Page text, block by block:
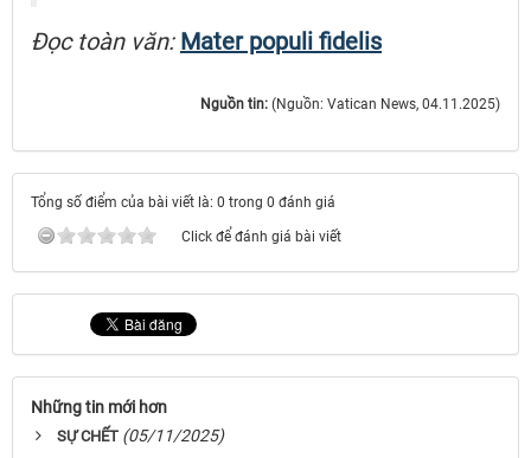
Đọc toàn văn: Mater populi fidelis
Nguồn tin: (Nguồn: Vatican News, 04.11.2025)
Tổng số điểm của bài viết là: 0 trong 0 đánh giá
Click để đánh giá bài viết
Những tin mới hơn
SỰ CHẾT (05/11/2025)